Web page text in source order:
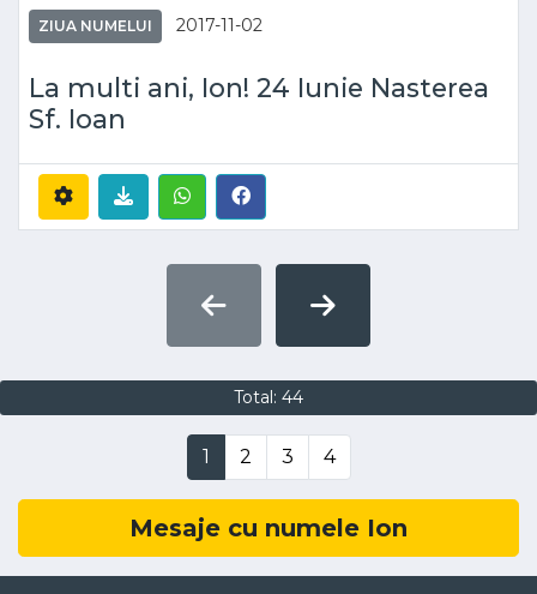
ZIUA NUMELUI 2017-11-02
La multi ani, Ion! 24 Iunie Nasterea
Sf. Ioan
Total: 44
1 2 3 4
Mesaje cu numele Ion